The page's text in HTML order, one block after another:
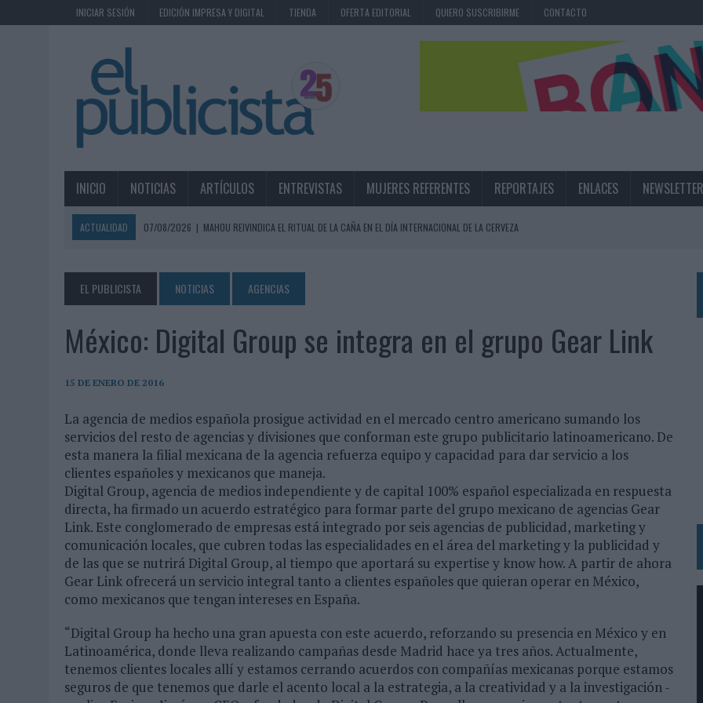
INICIAR SESIÓN EDICIÓN IMPRESA Y DIGITAL TIENDA OFERTA EDITORIAL QUIERO SUSCRIBIRME CONTACTO
INICIO NOTICIAS ARTÍCULOS ENTREVISTAS MUJERES REFERENTES REPORTAJES ENLACES NEWSLETTER
ACTUALIDAD 07/08/2026 | MAHOU REIVINDICA EL RITUAL DE LA CAÑA EN EL DÍA INTERNACIONAL DE LA CERVEZA
07/08/2026 | EL VERANO PONE A PRUEBA LA ESTRATEGIA DIGITAL DE LAS MARCAS
07/08/2026
VUELING CONVIERTE LOS RECUERDOS EN SOUVENIRS CON IA
07/08/2026 |
CUANDO SE APAGUE EL SOL, EL ECLIPSE DE 2026 PONDRÁ A PRUEBA LA CREATIVIDAD DE LAS MARCAS
06/08/2026 | ‘LA VUELTA’, DE FENOMENAL PARA MÁLAGA CF
06/08/2026 | LA TELEVISIÓN SIGUE LIDERANDO EL CONSUMO DE MEDIOS EN VERANO Y SUPERA AL MÓVIL COMO DISPOSITIVO MÁS UTILIZADO
06/08/2026 | EL USO DE LA IA GENERATIVA ALCANZA YA AL 62% DE LOS ESPAÑOLES
06/08/2026 | SYSTEM1 NOMBRA A KIMBERLY BASTONI COMO NUEVA DIRECTORA COMERCIAL GLOBAL
06/08/2026 | FRIGO Y UNIQLO LANZAN UNA COLECCIÓN PERSONALIZABLE INSPIRADA EN CORNETTO, CALIPPO Y SOLERO
06/08/2026
LA IA ESTÁ SUBIENDO EL LISTÓN DE LA CREATIVIDAD
05/08/2026
|
BEON WORLDWIDE LANZA RAÍZ URBANA PARA TRANSFORMAR EL PATRIMONIO HISTÓRICO EN ACTIVOS CULTURALES Y ECONÓMICOS
05/08/2026 | FABRA COMUNICACIÓN INCORPORA A CASONÁ Y ASUME LA GESTIÓN DE SUS RELACIONES CON LOS MEDIOS
05/08/2026 | LUIS ARQUILLOS (BURGO DE ARIAS): “LA CONSTRUCCIÓN DE MARCA A LARGO PLAZO Y LA MEDICIÓN SON DOS CARAS DE LA MISMA
MONEDA”
04/08/2026 | ‘EL PARAÍSO MÁS CERCA’, DE 22GRADOS PARA LOPESAN HOTELS & RESORTS
EL PUBLICISTA NOTICIAS AGENCIAS
México: Digital Group se integra en el grupo Gear Link
15 DE ENERO DE 2016
La agencia de medios española prosigue actividad en el mercado centro americano sumando los
servicios del resto de agencias y divisiones que conforman este grupo publicitario latinoamericano. De
esta manera la filial mexicana de la agencia refuerza equipo y capacidad para dar servicio a los
clientes españoles y mexicanos que maneja.
Digital Group, agencia de medios independiente y de capital 100% español especializada en respuesta
directa, ha firmado un acuerdo estratégico para formar parte del grupo mexicano de agencias Gear
Link. Este conglomerado de empresas está integrado por seis agencias de publicidad, marketing y
comunicación locales, que cubren todas las especialidades en el área del marketing y la publicidad y
de las que se nutrirá Digital Group, al tiempo que aportará su expertise y know how. A partir de ahora
Gear Link ofrecerá un servicio integral tanto a clientes españoles que quieran operar en México,
como mexicanos que tengan intereses en España.
“Digital Group ha hecho una gran apuesta con este acuerdo, reforzando su presencia en México y en
Latinoamérica, donde lleva realizando campañas desde Madrid hace ya tres años. Actualmente,
tenemos clientes locales allí y estamos cerrando acuerdos con compañías mexicanas porque estamos
seguros de que tenemos que darle el acento local a la estrategia, a la creatividad y a la investigación -